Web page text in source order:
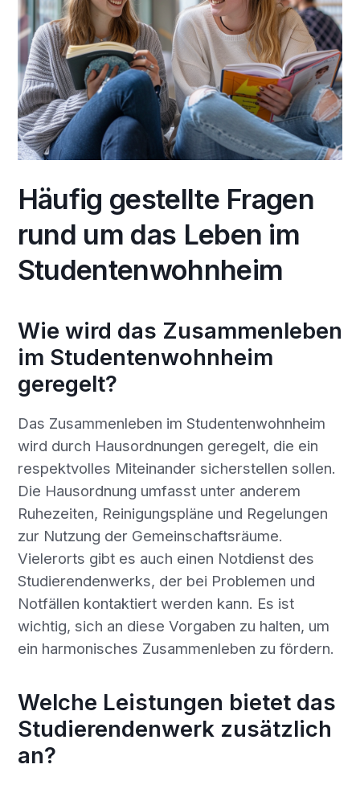
Häufig gestellte Fragen
rund um das Leben im
Studentenwohnheim
Wie wird das Zusammenleben
im Studentenwohnheim
geregelt?
Das Zusammenleben im Studentenwohnheim
wird durch Hausordnungen geregelt, die ein
respektvolles Miteinander sicherstellen sollen.
Die Hausordnung umfasst unter anderem
Ruhezeiten, Reinigungspläne und Regelungen
zur Nutzung der Gemeinschaftsräume.
Vielerorts gibt es auch einen Notdienst des
Studierendenwerks, der bei Problemen und
Notfällen kontaktiert werden kann. Es ist
wichtig, sich an diese Vorgaben zu halten, um
ein harmonisches Zusammenleben zu fördern.
Welche Leistungen bietet das
Studierendenwerk zusätzlich
an?